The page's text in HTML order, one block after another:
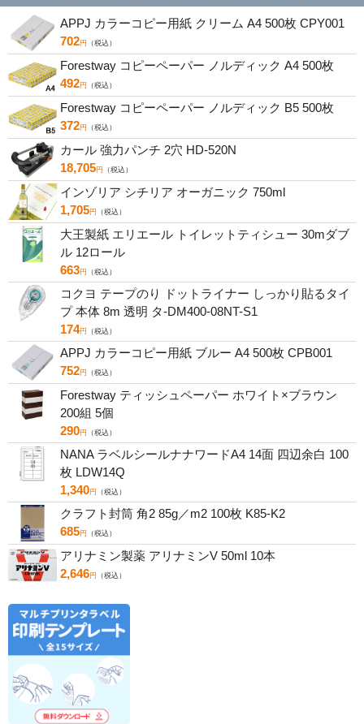
APPJ カラーコピー用紙 クリーム A4 500枚 CPY001
702円 （税込）
Forestway コピーペーパー ノルディック A4 500枚
492円 （税込）
Forestway コピーペーパー ノルディック B5 500枚
372円 （税込）
カール 強力パンチ 2穴 HD-520N
18,705円 （税込）
インゾリア シチリア オーガニック 750ml
1,705円 （税込）
大王製紙 エリエール トイレットティシュー 30mダブ
ル 12ロール
663円 （税込）
コクヨ テープのり ドットライナー しっかり貼るタイ
プ 本体 8m 透明 タ-DM400-08NT-S1
174円 （税込）
APPJ カラーコピー用紙 ブルー A4 500枚 CPB001
752円 （税込）
Forestway ティッシュペーパー ホワイト×ブラウン
200組 5個
290円 （税込）
NANA ラベルシールナナワードA4 14面 四辺余白 100
枚 LDW14Q
1,340円 （税込）
クラフト封筒 角2 85g／m2 100枚 K85-K2
685円 （税込）
アリナミン製薬 アリナミンV 50ml 10本
2,646円 （税込）